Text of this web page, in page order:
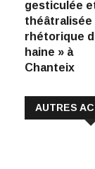
o
o
k
l’article
gesticulée
théâtralisée
rhétorique
haine » à
Chanteix
AUTRES